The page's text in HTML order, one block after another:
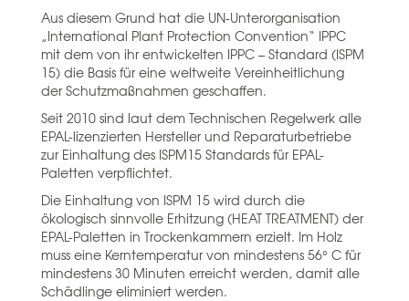
Aus diesem Grund hat die UN-Unterorganisation
„International Plant Protection Convention“ IPPC
mit dem von ihr entwickelten IPPC – Standard (ISPM
15) die Basis für eine weltweite Vereinheitlichung
der Schutzmaßnahmen geschaffen.
Seit 2010 sind laut dem Technischen Regelwerk alle
EPAL-lizenzierten Hersteller und Reparaturbetriebe
zur Einhaltung des ISPM15 Standards für EPAL-
Paletten verpflichtet.
Die Einhaltung von ISPM 15 wird durch die
ökologisch sinnvolle Erhitzung (HEAT TREATMENT) der
EPAL-Paletten in Trockenkammern erzielt. Im Holz
muss eine Kerntemperatur von mindestens 56° C für
mindestens 30 Minuten erreicht werden, damit alle
Schädlinge eliminiert werden.